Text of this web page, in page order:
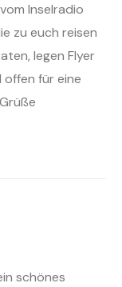
Inselradio
zu euch reisen
legen Flyer
offen für eine
schönes